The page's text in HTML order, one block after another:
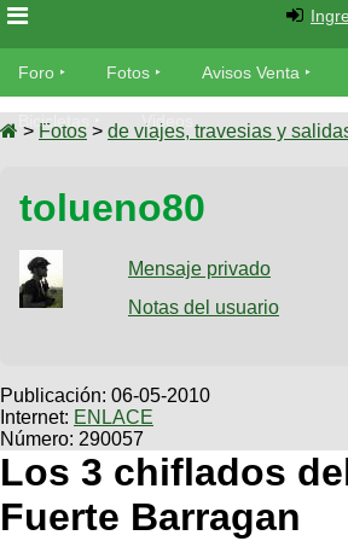
Foro
Foro
MecÃ¡nica
Fotos
SUBÃ
Galeria
Bicicletas
Viajes
Descenso
Dirt
Avisos
Ventas
SUBÃ
Buscar
Ultimos
Fotos
BicicleterÃ­
Bicicletas
Videos
Cicloturismo
Foro Fotos Avisos Venta
Bicicletas Videos
> Fotos > de viajes, travesias y
tolueno80
Mensaje privado
Notas del usuario
Publicación: 06-05-2010
Internet: ENLACE
Número: 290057
Los 3 chiflados
Fuerte Barragan